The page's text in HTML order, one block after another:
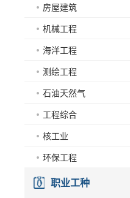
房屋建筑
机械工程
海洋工程
测绘工程
石油天然气
工程综合
核工业
环保工程
职业工种